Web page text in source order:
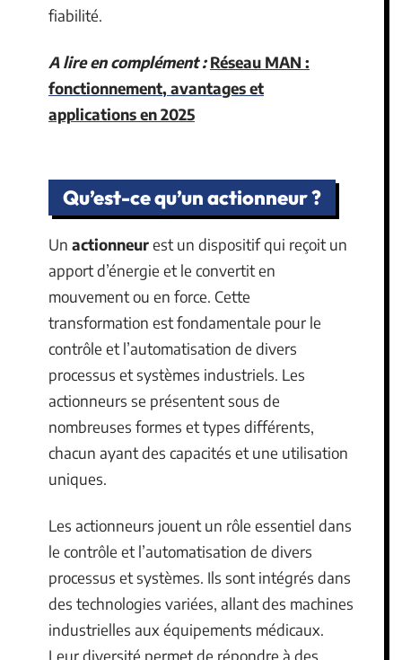
fiabilité.
A lire en complément : Réseau MAN :
fonctionnement, avantages et
applications en 2025
Qu’est-ce qu’un actionneur ?
Un actionneurest un dispositif qui reçoit un
apport d’énergie et le convertit en
mouvement ou en force. Cette
transformation est fondamentale pour le
contrôle et l’automatisation de divers
processus et systèmes industriels. Les
actionneurs se présentent sous de
nombreuses formes et types différents,
chacun ayant des capacités et une utilisation
uniques.
Les actionneurs jouent un rôle essentiel dans
le contrôle et l’automatisation de divers
processus et systèmes. Ils sont intégrés dans
des technologies variées, allant des machines
industrielles aux équipements médicaux.
Leur diversité permet de répondre à des